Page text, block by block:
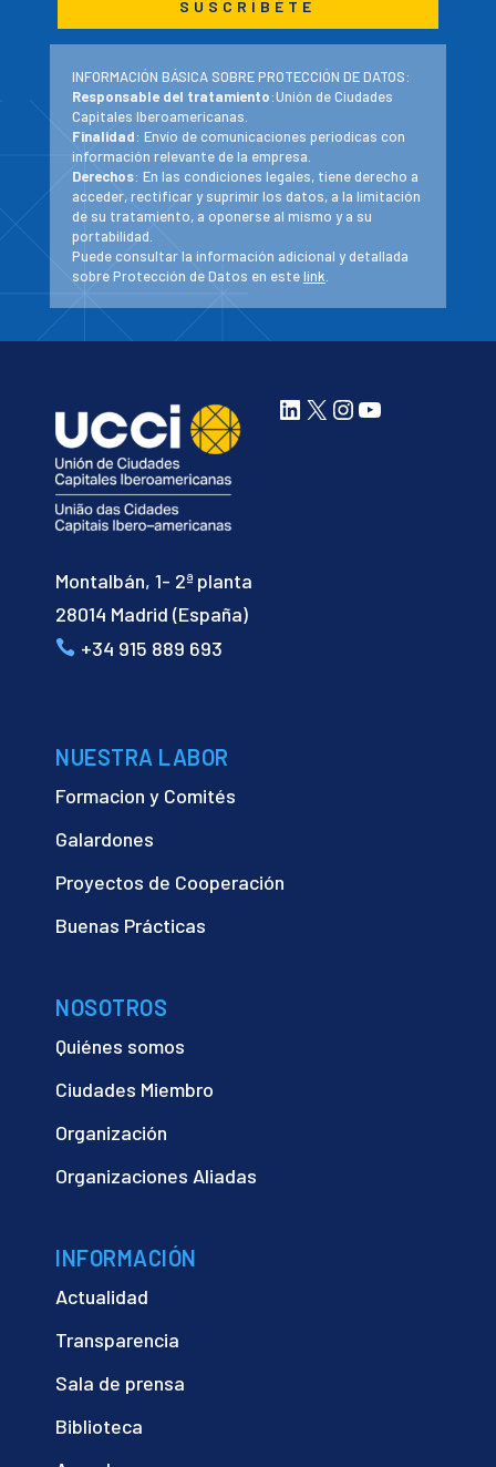
INFORMACIÓN BÁSICA SOBRE PROTECCIÓN DE DATOS:
Responsable del tratamiento:Unión de Ciudades
Capitales Iberoamericanas.
Finalidad: Envío de comunicaciones periodicas con
información relevante de la empresa.
Derechos: En las condiciones legales, tiene derecho a
acceder, rectificar y suprimir los datos, a la limitación
de su tratamiento, a oponerse al mismo y a su
portabilidad.
Puede consultar la información adicional y detallada
sobre Protección de Datos en estelink
Montalbán, 1- 2ª planta
28014 Madrid (España)
+34 915 889 693
LinkedIn
X Instagram
YouTube
NUESTRA LABOR
Formacion y Comités
Galardones
Proyectos de Cooperación
Buenas Prácticas
NOSOTROS
Quiénes somos
Ciudades Miembro
Organización
Organizaciones Aliadas
INFORMACIÓN
Actualidad
Transparencia
Sala de prensa
Biblioteca